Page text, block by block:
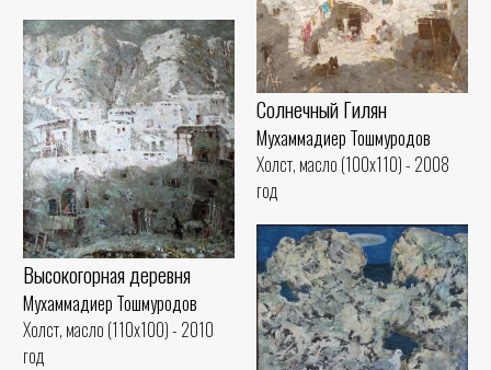
Солнечный Гилян
Мухаммадиер Тошмуродов
Холст, масло (100x110) - 2008
год
Высокогорная деревня
Мухаммадиер Тошмуродов
Холст, масло (110x100) - 2010
год